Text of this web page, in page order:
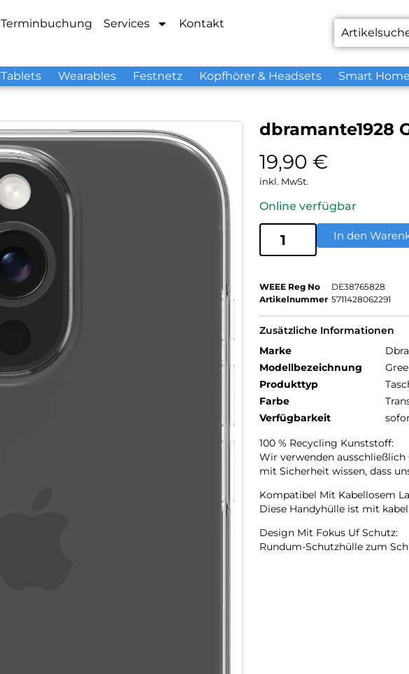
Terminbuchung Services
Kontakt
Tablets Wearables Festnetz Kopfhörer & Headsets Smart
dbramante1928
19,90 €
inkl. MwSt.
Online verfügbar
In den
WEEE Reg No
DE38765828
Artikelnummer 5711428062291
Zusätzliche Informationen
Marke
Modellbezeichnung
Produkttyp
Farbe
Verfügbarkeit
100 % Recycling Kunststoff:
Wir verwenden
mit Sicherheit wissen, dass
Kompatibel Mit Kabellosem
Diese Handyhülle ist mit
Design Mit Fokus Uf Schutz:
Rundum-Schutzhülle zum